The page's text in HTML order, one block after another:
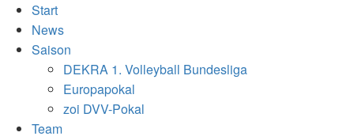
Start
News
Saison
DEKRA 1. Volleyball Bundesliga
Europapokal
zoi DVV-Pokal
Team